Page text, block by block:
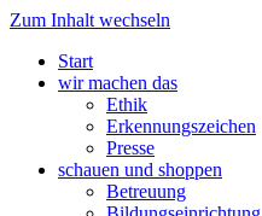
Zum Inhalt wechseln
Start
wir machen das
Ethik
Erkennungszeichen
Presse
schauen und shoppen
Betreuung